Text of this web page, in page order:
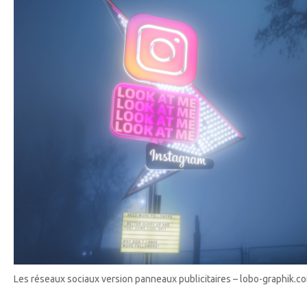
Les réseaux sociaux version panneaux publicitaires – lobo-